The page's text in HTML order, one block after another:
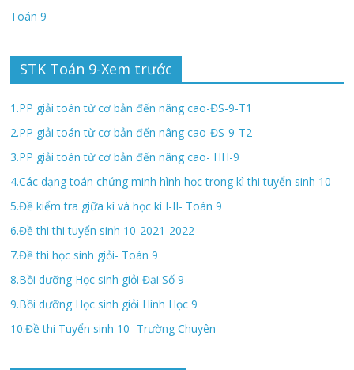
Toán 9
STK Toán 9-Xem trước
1.PP giải toán từ cơ bản đến nâng cao-ĐS-9-T1
2.PP giải toán từ cơ bản đến nâng cao-ĐS-9-T2
3.PP giải toán từ cơ bản đến nâng cao- HH-9
4.Các dạng toán chứng minh hình học trong kì thi tuyển sinh 10
5.Đề kiểm tra giữa kì và học kì I-II- Toán 9
6.Đề thi thi tuyển sinh 10-2021-2022
7.Đề thi học sinh giỏi- Toán 9
8.Bồi dưỡng Học sinh giỏi Đại Số 9
9.Bồi dưỡng Học sinh giỏi Hình Học 9
10.Đề thi Tuyển sinh 10- Trường Chuyên